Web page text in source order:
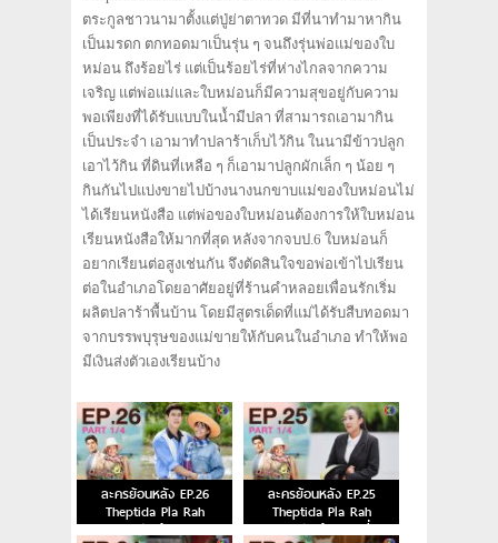
ตระกูลชาวนามาตั้งแต่ปู่ย่าตาทวด มีที่นาทำมาหากิน
เป็นมรดก ตกทอดมาเป็นรุ่น ๆ จนถึงรุ่นพ่อแม่ของใบ
หม่อน ถึงร้อยไร่ แต่เป็นร้อยไร่ที่ห่างไกลจากความ
เจริญ แต่พ่อแม่และใบหม่อนก็มีความสุขอยู่กับความ
พอเพียงที่ได้รับแบบในน้ำมีปลา ที่สามารถเอามากิน
เป็นประจำ เอามาทำปลาร้าเก็บไว้กิน ในนามีข้าวปลูก
เอาไว้กิน ที่ดินที่เหลือ ๆ ก็เอามาปลูกผักเล็ก ๆ น้อย ๆ
กินกันไปแบ่งขายไปบ้างนางนกขาบแม่ของใบหม่อนไม่
ได้เรียนหนังสือ แต่พ่อของใบหม่อนต้องการให้ใบหม่อน
เรียนหนังสือให้มากที่สุด หลังจากจบป.6 ใบหม่อนก็
อยากเรียนต่อสูงเช่นกัน จึงตัดสินใจขอพ่อเข้าไปเรียน
ต่อในอำเภอโดยอาศัยอยู่ที่ร้านคำหลอยเพื่อนรักเริ่ม
ผลิตปลาร้าพื้นบ้าน โดยมีสูตรเด็ดที่แม่ได้รับสืบทอดมา
จากบรรพบุรุษของแม่ขายให้กับคนในอำเภอ ทำให้พอ
มีเงินส่งตัวเองเรียนบ้าง
ละครย้อนหลัง EP.26
Theptida Pla Rah
เทพธิดาปลาร้า ตอนจบ
ละครย้อนหลัง EP.25
Theptida Pla Rah
เทพธิดาปลาร้า ตอนที่ 25